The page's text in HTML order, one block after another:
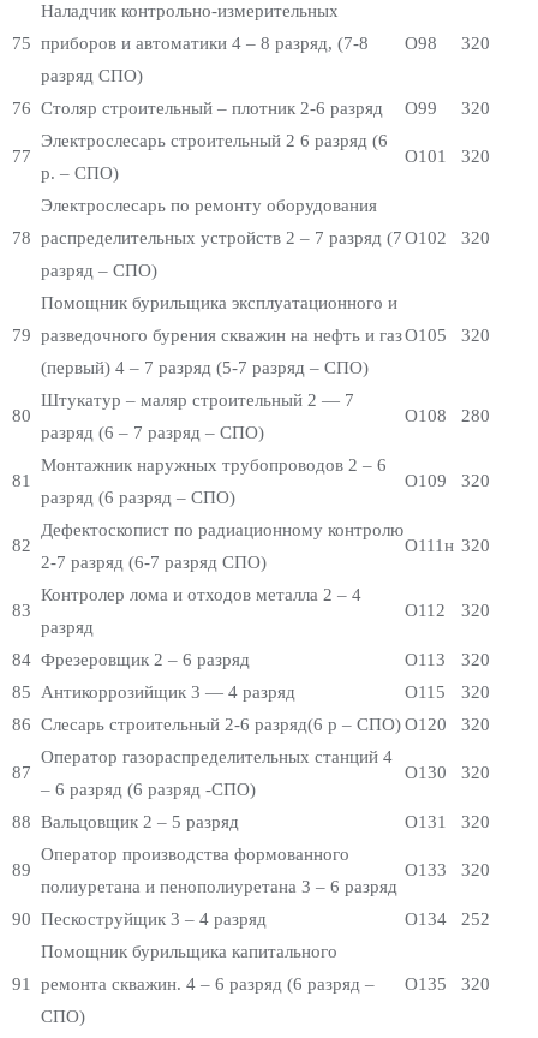
75
Наладчик контрольно-измерительных
приборов и автоматики 4 – 8 разряд, (7-8
разряд СПО)
О98 320
76 Столяр строительный – плотник 2-6 разряд О99 320
77
Электрослесарь строительный 2 6 разряд (6
р. – СПО)
О101 320
78
Электрослесарь по ремонту оборудования
распределительных устройств 2 – 7 разряд (7
разряд – СПО)
О102 320
79
Помощник бурильщика эксплуатационного и
разведочного бурения скважин на нефть и газ
(первый) 4 – 7 разряд (5-7 разряд – СПО)
О105 320
80
Штукатур – маляр строительный 2 — 7
разряд (6 – 7 разряд – СПО)
О108 280
81
Монтажник наружных трубопроводов 2 – 6
разряд (6 разряд – СПО)
О109 320
82
Дефектоскопист по радиационному контролю
2-7 разряд (6-7 разряд СПО)
О111н 320
83
Контролер лома и отходов металла 2 – 4
разряд
О112 320
84 Фрезеровщик 2 – 6 разряд О113
320
85
Антикоррозийщик 3 — 4 разряд О115
320
86 Слесарь строительный 2-6 разряд(6 р – СПО)О120 320
87
Оператор газораспределительных станций 4
– 6 разряд (6 разряд -СПО)
О130 320
88 Вальцовщик 2 – 5 разряд О131 320
89
Оператор производства формованного
полиуретана и пенополиуретана 3 – 6 разряд
О133 320
90 Пескоструйщик 3 – 4 разряд О134 252
91
Помощник бурильщика капитального
ремонта скважин. 4 – 6 разряд (6 разряд –
СПО)
О135 320